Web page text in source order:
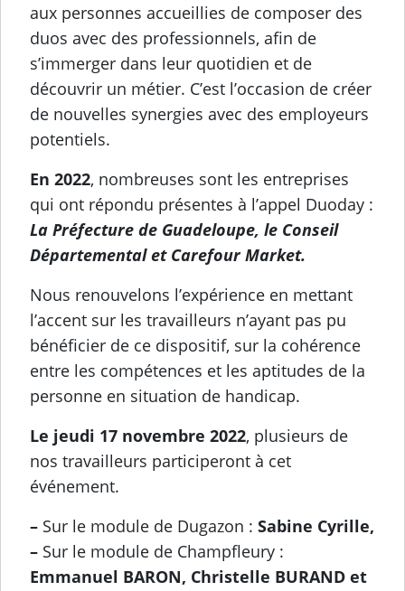
aux personnes accueillies de composer des
duos avec des professionnels, afin de
s’immerger dans leur quotidien et de
découvrir un métier. C’est l’occasion de créer
de nouvelles synergies avec des employeurs
potentiels.
En 2022, nombreuses sont les entreprises
qui ont répondu présentes à l’appel Duoday :
La Préfecture de Guadeloupe, le Conseil
Départemental et Carefour Market.
Nous renouvelons l’expérience en mettant
l’accent sur les travailleurs n’ayant pas pu
bénéficier de ce dispositif, sur la cohérence
entre les compétences et les aptitudes de la
personne en situation de handicap.
Le jeudi 17 novembre 2022, plusieurs de
nos travailleurs participeront à cet
événement.
– Sur le module de Dugazon : Sabine Cyrille,
– Sur le module de Champfleury :
Emmanuel BARON, Christelle BURAND et